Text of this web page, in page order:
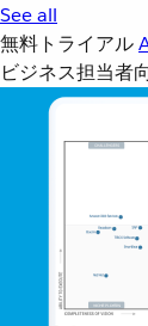
See all
無料トライアル
ビジネス担当者